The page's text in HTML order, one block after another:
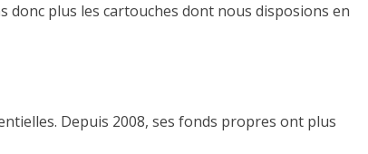
donc plus les cartouches dont nous disposions en
Depuis 2008, ses fonds propres ont plus